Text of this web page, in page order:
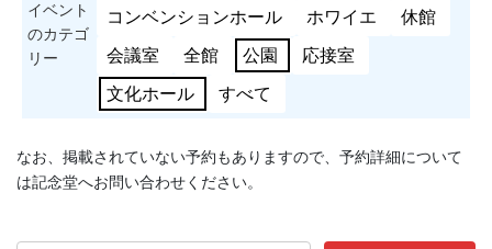
イベント
のカテゴ
リー
コンベンションホール ホワイエ 休館
会議室 全館 公園 応接室
文化ホール すべて
なお、掲載されていない予約もありますので、予約詳細について
は記念堂へお問い合わせください。